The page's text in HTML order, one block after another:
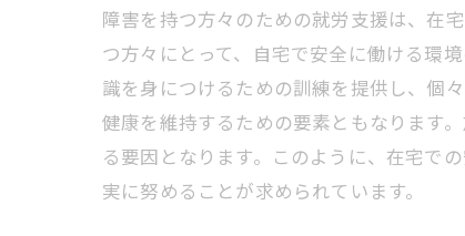
障害を持つ方々のための就労支援は、在
つ方々にとって、自宅で安全に働ける環
識を身につけるための訓練を提供し、個
健康を維持するための要素ともなります
る要因となります。このように、在宅で
実に努めることが求められています。